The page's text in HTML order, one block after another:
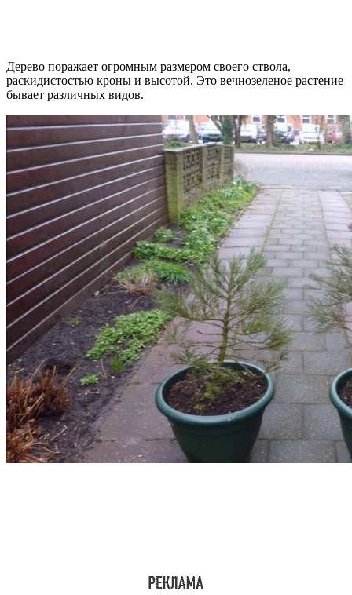
Дерево поражает огромным размером своего ствола,
раскидистостью кроны и высотой. Это вечнозеленое растение
бывает различных видов.